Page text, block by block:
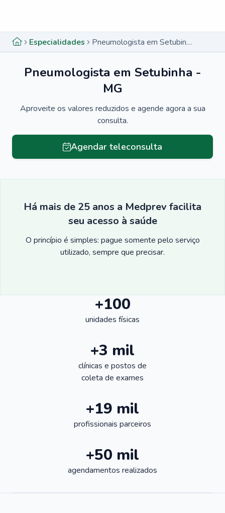
Especialidades Pneumologista em Setubinha - MG
Pneumologista em Setubinha -
MG
Aproveite os valores reduzidos e agende agora a sua
consulta.
Agendar teleconsulta
Há mais de 25 anos a Medprev facilita
seu acesso à saúde
O princípio é simples: pague somente pelo serviço
utilizado, sempre que precisar.
+100
unidades físicas
+3 mil
clínicas e postos de
coleta de exames
+19 mil
profissionais parceiros
+50 mil
agendamentos realizados